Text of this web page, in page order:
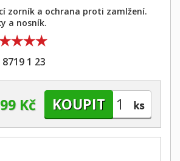
zorník a ochrana proti zamlžení.
a nosník.
8719 1 23
Kč